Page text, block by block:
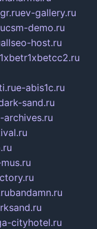
ev-gallery.ru
csm-demo.ru
allseo-host.ru
e-abis1c.ru
sand.ru
archives.ru
bandamn.ru
cityhotel.ru